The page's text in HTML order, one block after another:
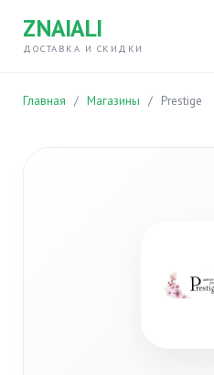
ZNAIALI
ДОСТАВКА И СКИДКИ
Главная / Магазины / Prestige